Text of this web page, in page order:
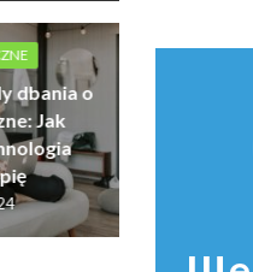
dbania o
Jak